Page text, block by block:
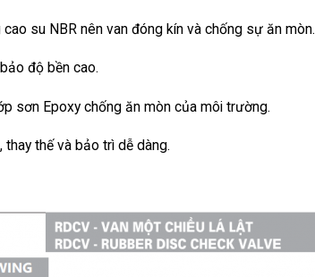
su NBR nên van đóng kín và chống sự ăn mòn.
độ bền cao.
sơn Epoxy chống ăn mòn của môi trường.
thế và bảo trì dễ dàng.